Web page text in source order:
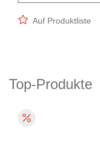
Auf Produktliste
Top-Produkte